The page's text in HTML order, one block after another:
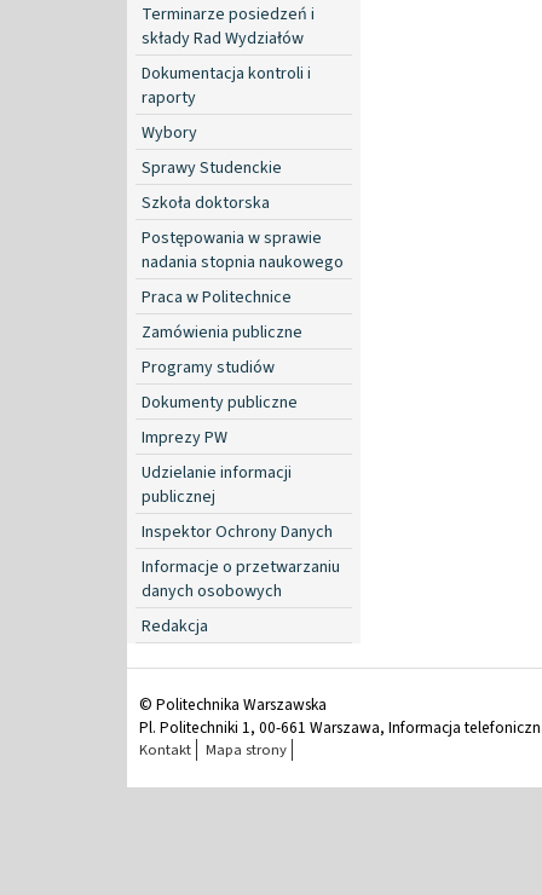
Terminarze posiedzeń i
składy Rad Wydziałów
Dokumentacja kontroli i
raporty
Wybory
Sprawy Studenckie
Szkoła doktorska
Postępowania w sprawie
nadania stopnia naukowego
Praca w Politechnice
Zamówienia publiczne
Programy studiów
Dokumenty publiczne
Imprezy PW
Udzielanie informacji
publicznej
Inspektor Ochrony Danych
Informacje o przetwarzaniu
danych osobowych
Redakcja
© Politechnika Warszawska
Pl. Politechniki 1, 00-661 Warszawa, Informacja
Kontakt Mapa strony